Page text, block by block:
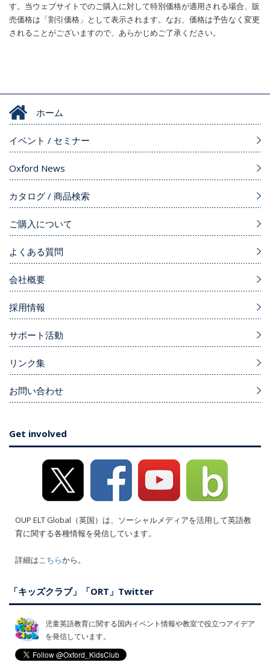
す。当ウェブサイトでのご購入に対して特別価格が適用される場合、販
売価格は「割引価格」として表示されます。なお、価格は予告なく変更
されることがございますので、あらかじめご了承ください。
ホーム
イベント / セミナー
Oxford News
カタログ / 商品検索
ご購入について
よくある質問
会社概要
採用情報
サポート活動
リンク集
お問い合わせ
Get involved
OUP ELT Global（英国）は、ソーシャルメディアを活用して英語教
育に関する各種情報を発信しています。
詳細はこちらから。
「キッズクラブ」「ORT」Twitter
児童英語教育に関する国内イベント情報や教室で役立つアイデア
を発信しています。